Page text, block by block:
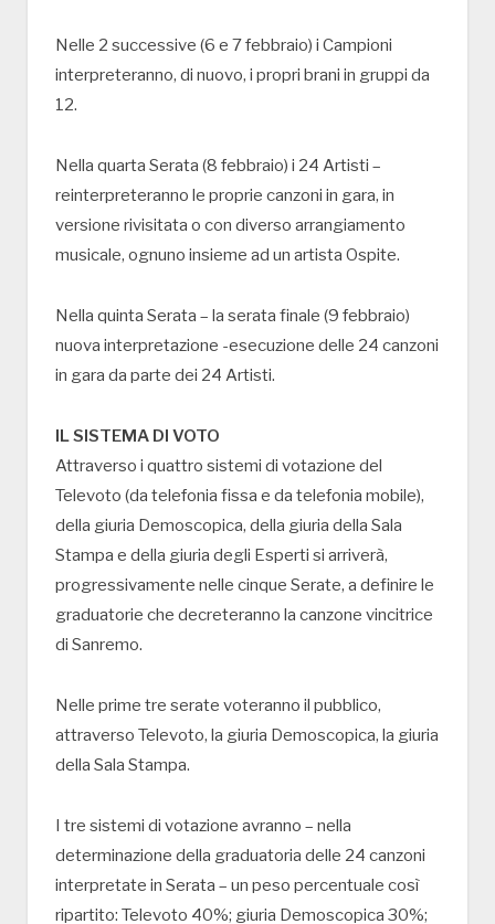
Nelle 2 successive (6 e 7 febbraio) i Campioni
interpreteranno, di nuovo, i propri brani in gruppi da
12.
Nella quarta Serata (8 febbraio) i 24 Artisti –
reinterpreteranno le proprie canzoni in gara, in
versione rivisitata o con diverso arrangiamento
musicale, ognuno insieme ad un artista Ospite.
Nella quinta Serata – la serata finale (9 febbraio)
nuova interpretazione -esecuzione delle 24 canzoni
in gara da parte dei 24 Artisti.
IL SISTEMA DI VOTO
Attraverso i quattro sistemi di votazione del
Televoto (da telefonia fissa e da telefonia mobile),
della giuria Demoscopica, della giuria della Sala
Stampa e della giuria degli Esperti si arriverà,
progressivamente nelle cinque Serate, a definire le
graduatorie che decreteranno la canzone vincitrice
di Sanremo.
Nelle prime tre serate voteranno il pubblico,
attraverso Televoto, la giuria Demoscopica, la giuria
della Sala Stampa.
I tre sistemi di votazione avranno – nella
determinazione della graduatoria delle 24 canzoni
interpretate in Serata – un peso percentuale così
ripartito: Televoto 40%; giuria Demoscopica 30%;